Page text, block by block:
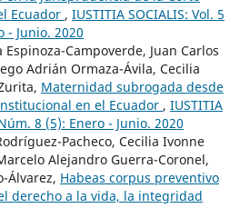
Ecuador , IUSTITIA SOCIALIS: Vol. 5
- Junio. 2020
Campoverde, Juan Carlos
Adrián Ormaza-Ávila, Cecilia
Maternidad subrogada desde
en el Ecuador , IUSTITIA
8 (5): Enero - Junio. 2020
Pacheco, Cecilia Ivonne
Alejandro Guerra-Coronel,
Álvarez, Habeas corpus preventivo
derecho a la vida, la integridad